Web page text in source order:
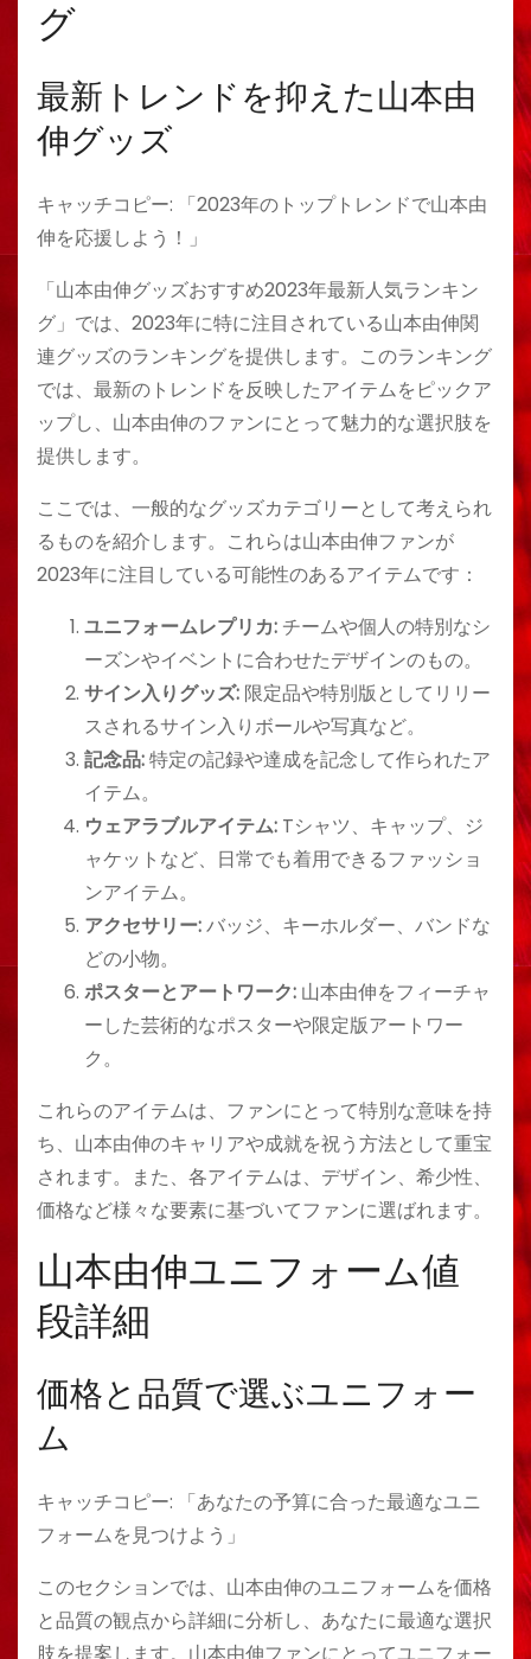
グ
最新トレンドを抑えた山本由
伸グッズ
キャッチコピー: 「2023年のトップトレンドで山本由
伸を応援しよう！」
「山本由伸グッズおすすめ2023年最新人気ランキン
グ」では、2023年に特に注目されている山本由伸関
連グッズのランキングを提供します。このランキング
では、最新のトレンドを反映したアイテムをピックア
ップし、山本由伸のファンにとって魅力的な選択肢を
提供します。
ここでは、一般的なグッズカテゴリーとして考えられ
るものを紹介します。これらは山本由伸ファンが
2023年に注目している可能性のあるアイテムです：
ユニフォームレプリカ: チームや個人の特別なシ
ーズンやイベントに合わせたデザインのもの。
サイン入りグッズ: 限定品や特別版としてリリー
スされるサイン入りボールや写真など。
記念品:特定の記録や達成を記念して作られたア
イテム。
ウェアラブルアイテム: Tシャツ、キャップ、ジ
ャケットなど、日常でも着用できるファッショ
ンアイテム。
アクセサリー:バッジ、キーホルダー、バンドな
どの小物。
ポスターとアートワーク: 山本由伸をフィーチャ
ーした芸術的なポスターや限定版アートワー
ク。
これらのアイテムは、ファンにとって特別な意味を持
ち、山本由伸のキャリアや成就を祝う方法として重宝
されます。また、各アイテムは、デザイン、希少性、
価格など様々な要素に基づいてファンに選ばれます。
山本由伸ユニフォーム値
段詳細
価格と品質で選ぶユニフォー
ム
キャッチコピー: 「あなたの予算に合った最適なユニ
フォームを見つけよう」
このセクションでは、山本由伸のユニフォームを価格
と品質の観点から詳細に分析し、あなたに最適な選択